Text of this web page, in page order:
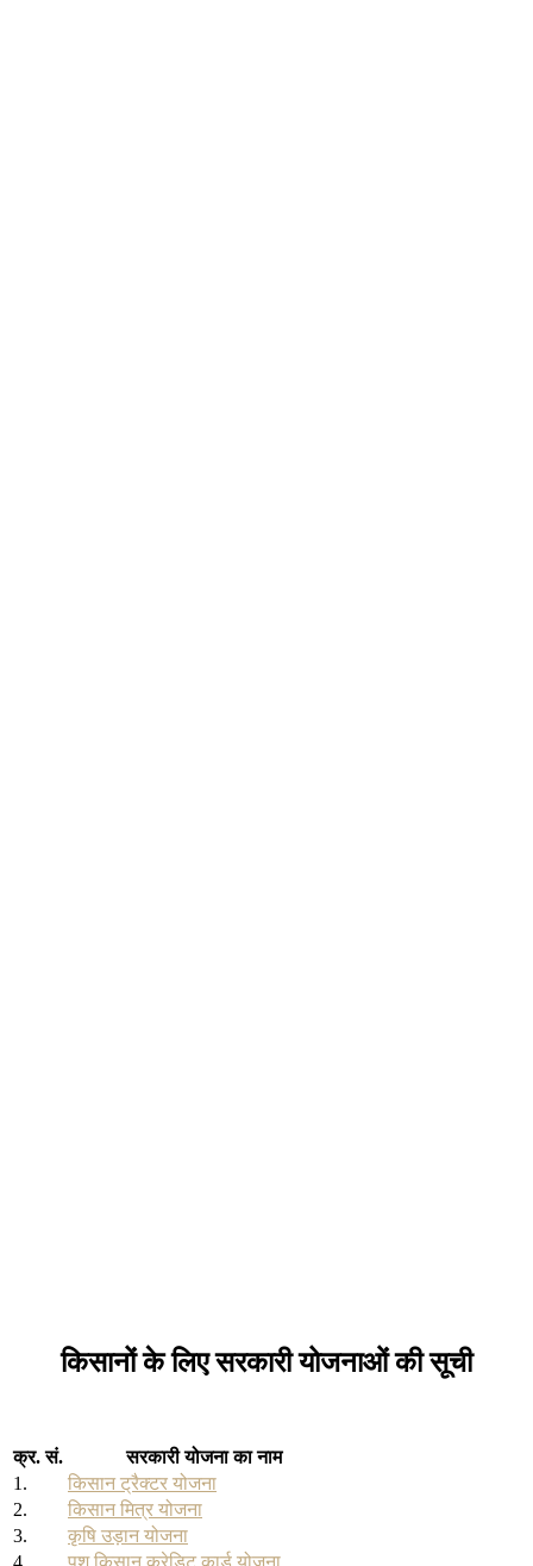
किसानों के लिए सरकारी योजनाओं की सूची
क्र. सं.
सरकारी योजना का नाम
1.
किसान ट्रैक्टर योजना
2.
किसान मित्र योजना
3.
कृषि उड़ान योजना